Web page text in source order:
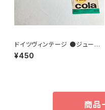
ドイツヴィンテージ ●ジュース
ラベル3枚組●vitacolaビタコ
ーラ
¥450
商品